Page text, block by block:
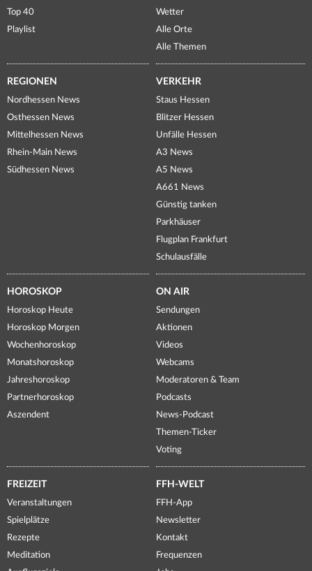
Top 40
Playlist
Wetter
Alle Orte
Alle Themen
REGIONEN
Nordhessen News
Osthessen News
Mittelhessen News
Rhein-Main News
Südhessen News
VERKEHR
Staus Hessen
Blitzer Hessen
Unfälle Hessen
A3 News
A5 News
A661 News
Günstig tanken
Parkhäuser
Flugplan Frankfurt
Schulausfälle
HOROSKOP
Horoskop Heute
Horoskop Morgen
Wochenhoroskop
Monatshoroskop
Jahreshoroskop
Partnerhoroskop
Aszendent
ON AIR
Sendungen
Aktionen
Videos
Webcams
Moderatoren & Team
Podcasts
News-Podcast
Themen-Ticker
Voting
FREIZEIT
Veranstaltungen
Spielplätze
Rezepte
Meditation
FFH-WELT
FFH-App
Newsletter
Kontakt
Frequenzen